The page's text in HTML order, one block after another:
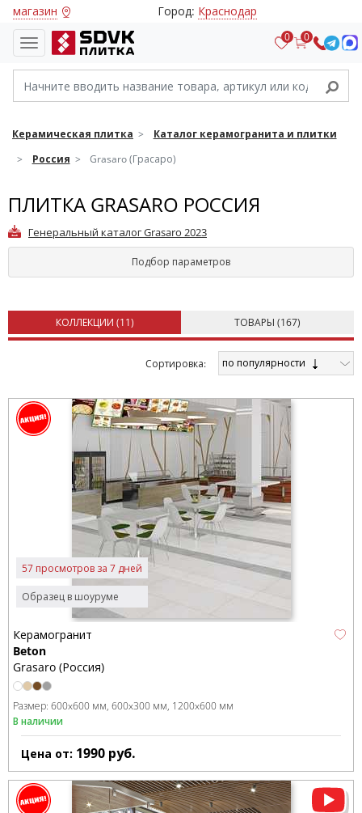
магазин Город: Краснодар
0 0
Керамическая плитка
Каталог керамогранита и плитки
Россия
Grasaro (Грасаро)
ПЛИТКА GRASARO РОССИЯ
Генеральный каталог Grasaro 2023
Подбор параметров
КОЛЛЕКЦИИ (11) ТОВАРЫ (167)
Cортировка: по популярности
Образец в шоуруме
57 просмотров за 7 дней
Керамогранит
Beton
Grasaro (Россия)
Размер: 600x600 мм 600x300 мм 1200x600 мм
В наличии
Цена от: 1990 руб.